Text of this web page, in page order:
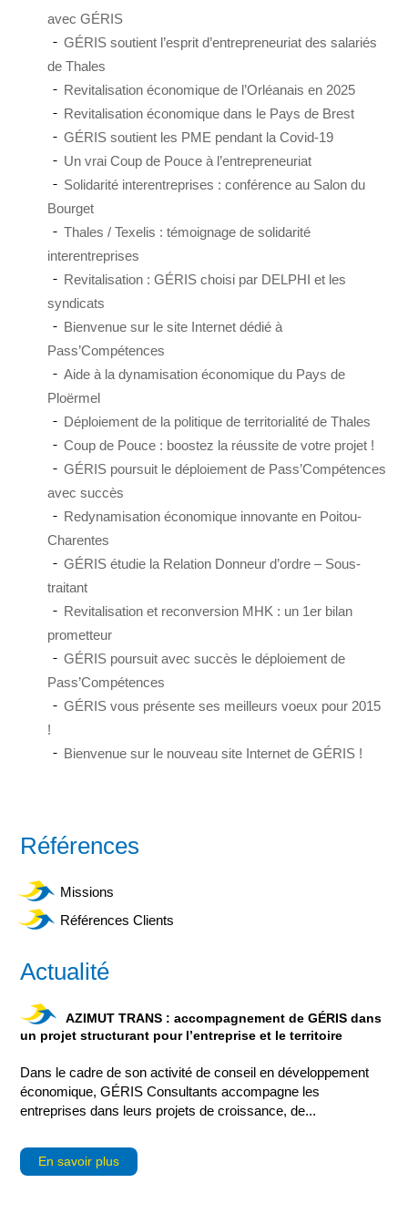
Références
Missions
Références Clients
Actualité
AZIMUT TRANS : accompagnement de GÉRIS dans
un projet structurant pour l’entreprise et le territoire
Dans le cadre de son activité de conseil en développement
économique, GÉRIS Consultants accompagne les
entreprises dans leurs projets de croissance, de...
En savoir plus
avec GÉRIS
GÉRIS soutient l’esprit d’entrepreneuriat des salariés
de Thales
Revitalisation économique de l’Orléanais en 2025
Revitalisation économique dans le Pays de Brest
GÉRIS soutient les PME pendant la Covid-19
Un vrai Coup de Pouce à l’entrepreneuriat
Solidarité interentreprises : conférence au Salon du
Bourget
Thales / Texelis : témoignage de solidarité
interentreprises
Revitalisation : GÉRIS choisi par DELPHI et les
syndicats
Bienvenue sur le site Internet dédié à
Pass’Compétences
Aide à la dynamisation économique du Pays de
Ploërmel
Déploiement de la politique de territorialité de Thales
Coup de Pouce : boostez la réussite de votre projet !
GÉRIS poursuit le déploiement de Pass’Compétences
avec succès
Redynamisation économique innovante en Poitou-
Charentes
GÉRIS étudie la Relation Donneur d’ordre – Sous-
traitant
Revitalisation et reconversion MHK : un 1er bilan
prometteur
GÉRIS poursuit avec succès le déploiement de
Pass’Compétences
GÉRIS vous présente ses meilleurs voeux pour 2015
!
Bienvenue sur le nouveau site Internet de GÉRIS !